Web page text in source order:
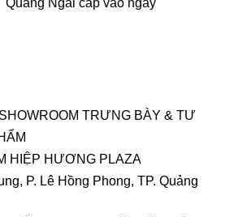
TRƯNG BÀY & TƯ
HIỆP HƯƠNG PLAZA
P. Lê Hồng Phong, TP. Quảng